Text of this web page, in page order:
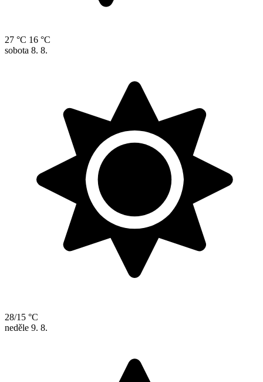
27 °C 16 °C
sobota 8. 8.
28/15 °C
neděle 9. 8.